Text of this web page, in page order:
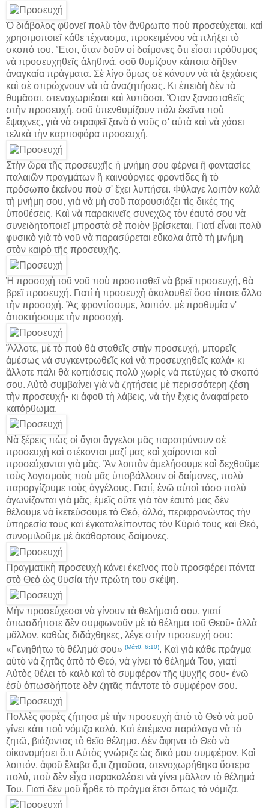
Ὁ διάβολος φθονεῖ πολὺ τὸν ἄνθρωπο ποὺ προσεύχεται, καὶ
χρησιμοποιεῖ κάθε τέχνασμα, προκειμένου νὰ πλήξει τὸ
σκοπό του. Ἔτσι, ὅταν δοῦν οἱ δαίμονες ὅτι εἶσαι πρόθυμος
νὰ προσευχηθεῖς ἀληθινά, σοῦ θυμίζουν κάποια δῆθεν
ἀναγκαία πράγματα. Σὲ λίγο ὅμως σὲ κάνουν νὰ τὰ ξεχάσεις
καὶ σὲ σπρώχνουν νὰ τὰ ἀναζητήσεις. Κι ἐπειδὴ δὲν τὰ
θυμᾶσαι, στενοχωριέσαι καὶ λυπᾶσαι. Ὅταν ξανασταθεῖς
στὴν προσευχή, σοῦ ὑπενθυμίζουν πάλι ἐκεῖνα ποὺ
ἔψαχνες, γιὰ νὰ στραφεῖ ξανὰ ὁ νοῦς σ' αὐτὰ καὶ νὰ χάσει
τελικὰ τὴν καρποφόρα προσευχή.
Στὴν ὥρα τῆς προσευχῆς ἡ μνήμη σου φέρνει ἢ φαντασίες
παλαιῶν πραγμάτων ἢ καινούργιες φροντίδες ἢ τὸ
πρόσωπο ἐκείνου ποὺ σ' ἔχει λυπήσει. Φύλαγε λοιπὸν καλὰ
τὴ μνήμη σου, γιὰ νὰ μὴ σοῦ παρουσιάζει τὶς δικές της
ὑποθέσεις. Καὶ νὰ παρακινεῖς συνεχῶς τὸν ἑαυτό σου νὰ
συνειδητοποιεῖ μπροστὰ σὲ ποιὸν βρίσκεται. Γιατί εἶναι πολὺ
φυσικὸ γιὰ τὸ νοῦ νὰ παρασύρεται εὔκολα ἀπὸ τὴ μνήμη
στὸν καιρὸ τῆς προσευχῆς.
Ἡ προσοχὴ τοῦ νοῦ ποὺ προσπαθεῖ νὰ βρεῖ προσευχή, θὰ
βρεῖ προσευχή. Γιατί ἡ προσευχὴ ἀκολουθεῖ ὅσο τίποτε ἄλλο
τὴν προσοχή. Ἂς φροντίσουμε, λοιπόν, μὲ προθυμία ν'
ἀποκτήσουμε τὴν προσοχή.
Ἄλλοτε, μὲ τὸ ποὺ θὰ σταθεῖς στὴν προσευχή, μπορεῖς
ἀμέσως νὰ συγκεντρωθεῖς καὶ νὰ προσευχηθεῖς καλά• κι
ἄλλοτε πάλι θὰ κοπιάσεις πολὺ χωρὶς νὰ πετύχεις τὸ σκοπό
σου. Αὐτὸ συμβαίνει γιὰ νὰ ζητήσεις μὲ περισσότερη ζέση
τὴν προσευχή• κι ἀφοῦ τὴ λάβεις, νὰ τὴν ἔχεις ἀναφαίρετο
κατόρθωμα.
Νὰ ξέρεις πὼς οἱ ἅγιοι ἄγγελοι μᾶς παροτρύνουν σὲ
προσευχὴ καὶ στέκονται μαζί μας καὶ χαίρονται καὶ
προσεύχονται γιὰ μᾶς. Ἂν λοιπὸν ἀμελήσουμε καὶ δεχθοῦμε
τοὺς λογισμοὺς ποὺ μᾶς ὑποβάλλουν οἱ δαίμονες, πολὺ
παροργίζουμε τοὺς ἀγγέλους. Γιατί, ἐνῶ αὐτοὶ τόσο πολὺ
ἀγωνίζονται γιὰ μᾶς, ἐμεῖς οὔτε γιὰ τὸν ἑαυτό μας δὲν
θέλουμε νὰ ἱκετεύσουμε τὸ Θεό, ἀλλά, περιφρονώντας τὴν
ὑπηρεσία τους καὶ ἐγκαταλείποντας τὸν Κύριό τους καὶ Θεό,
συνομιλοῦμε μὲ ἀκάθαρτους δαίμονες.
Πραγματικὴ προσευχὴ κάνει ἐκεῖνος ποὺ προσφέρει πάντα
στὸ Θεὸ ὡς θυσία τὴν πρώτη του σκέψη.
Μὴν προσεύχεσαι νὰ γίνουν τὰ θελήματά σου, γιατί
ὁπωσδήποτε δὲν συμφωνοῦν μὲ τὸ θέλημα τοῦ Θεοῦ• ἀλλὰ
μᾶλλον, καθὼς διδάχθηκες, λέγε στὴν προσευχή σου:
«Γενηθήτω τὸ θέλημά σου» (Μάτθ. 6:10). Καὶ γιὰ κάθε πράγμα
αὐτὸ νὰ ζητᾶς ἀπὸ τὸ Θεό, νὰ γίνει τὸ θέλημά Του, γιατί
Αὐτὸς θέλει τὸ καλὸ καὶ τὸ συμφέρον τῆς ψυχῆς σου• ἐνῶ
ἐσὺ ὁπωσδήποτε δὲν ζητᾶς πάντοτε τὸ συμφέρον σου.
Πολλὲς φορὲς ζήτησα μὲ τὴν προσευχὴ ἀπὸ τὸ Θεὸ νὰ μοῦ
γίνει κάτι ποὺ νόμιζα καλό. Καὶ ἐπέμενα παράλογα νὰ τὸ
ζητῶ, βιάζοντας τὸ θεῖο θέλημα. Δὲν ἄφηνα τὸ Θεὸ νὰ
οἰκονομήσει ὅ,τι Αὐτὸς γνώριζε ὡς δικό μου συμφέρον. Καὶ
λοιπόν, ἀφοῦ ἔλαβα ὅ,τι ζητοῦσα, στενοχωρήθηκα ὕστερα
πολύ, ποὺ δὲν εἶχα παρακαλέσει νὰ γίνει μᾶλλον τὸ θέλημά
Του. Γιατί δὲν μοῦ ἦρθε τὸ πράγμα ἔτσι ὅπως τὸ νόμιζα.